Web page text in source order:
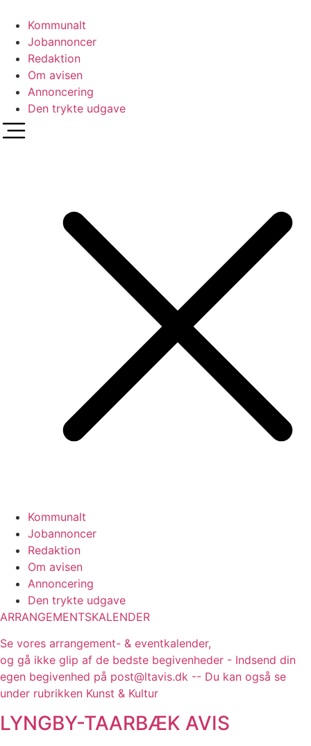
indhold
Kommunalt
Jobannoncer
Redaktion
Om avisen
Annoncering
Den trykte udgave
Kommunalt
Jobannoncer
Redaktion
Om avisen
Annoncering
Den trykte udgave
ARRANGEMENTSKALENDER
Se vores arrangement- & eventkalender,
og gå ikke glip af de bedste begivenheder - Indsend din
egen begivenhed på post@ltavis.dk -- Du kan også se
under rubrikken Kunst & Kultur
LYNGBY-TAARBÆK AVIS